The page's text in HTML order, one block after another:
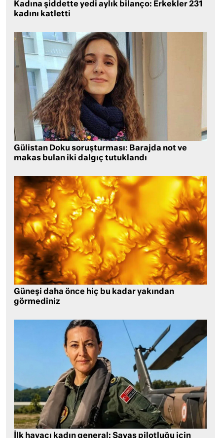
Kadına şiddette yedi aylık bilanço: Erkekler 231
kadını katletti
Gülistan Doku soruşturması: Barajda not ve
makas bulan iki dalgıç tutuklandı
Güneşi daha önce hiç bu kadar yakından
görmediniz
İlk havacı kadın general: Savaş pilotluğu için